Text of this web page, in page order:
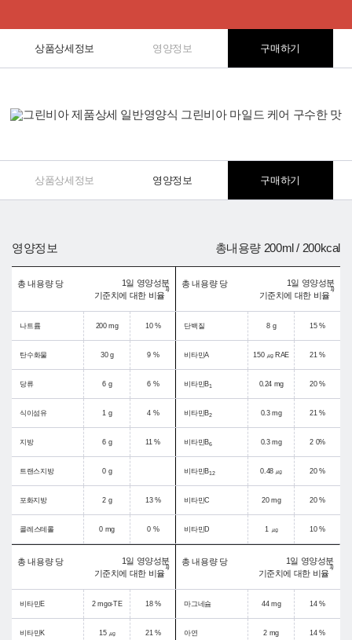
상품상세정보 영양정보 구매하기
상품상세정보 영양정보 구매하기
영양정보 총내용량 200ml / 200kcal
총 내용량 당
1일 영양성분
기준치에 대한 비율
1)
나트륨 200 mg 10 %
탄수화물 30 g 9 %
당류 6 g 6 %
식이섬유 1 g 4 %
지방 6 g 11 %
트랜스지방 0 g
포화지방 2 g 13 %
콜레스테롤 0 mg 0 %
총 내용량 당
1일 영양성분
기준치에 대한 비율
1)
단백질 8 g 15 %
비타민A 150 ㎍ RAE 21 %
비타민B1 0.24 mg 20 %
비타민B2 0.3 mg 21 %
비타민B6 0.3 mg 2 0%
비타민B12 0.48 ㎍ 20 %
비타민C 20 mg 20 %
비타민D 1 ㎍ 10 %
총 내용량 당
1일 영양성분
기준치에 대한 비율
1)
비타민E 2 mgα-TE 18 %
비타민K 15 ㎍ 21 %
총 내용량 당
1일 영양성분
기준치에 대한 비율
1)
마그네슘 44 mg 14 %
아연 2 mg 14 %